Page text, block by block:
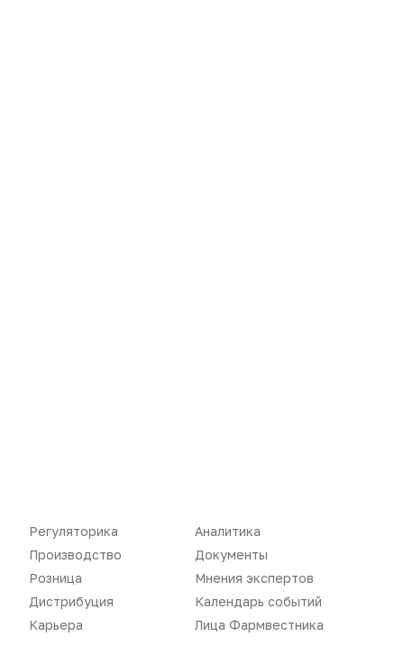
Розница
Дистрибуция
Карьера
Аналитика
Интервью
Газета
Оформить подписку
Архив номеров
Регуляторика
Производство
Розница
Дистрибуция
Карьера
Аналитика
Документы
Мнения экспертов
Календарь событий
Лица Фармвестника